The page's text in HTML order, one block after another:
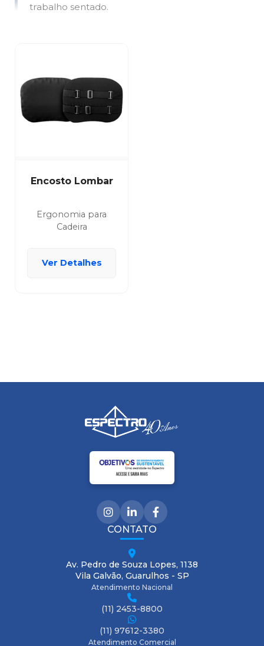
trabalho sentado.
Encosto Lombar
Ergonomia para
Cadeira
Ver Detalhes
CONTATO
Av. Pedro de Souza Lopes, 1138
Vila Galvão, Guarulhos - SP
Atendimento Nacional
(11) 2453-8800
(11) 97612-3380
Atendimento Comercial